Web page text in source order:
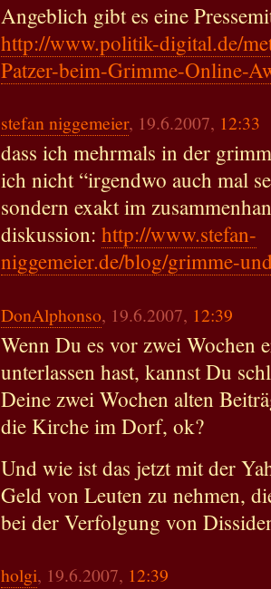
Angeblich gibt es eine
http://www.politik-digital.de/
Patzer-beim-Grimme-Online-
stefan niggemeier, 19.6.2007, 12:33
dass ich mehrmals in der
ich nicht “irgendwo auch mal
sondern exakt im
diskussion: http://www.stefan-
niggemeier.de/blog/grimme-
DonAlphonso, 19.6.2007, 12:39
Wenn Du es vor zwei Wochen
unterlassen hast, kannst Du
Deine zwei Wochen alten
die Kirche im Dorf, ok?
Und wie ist das jetzt mit der
Geld von Leuten zu nehmen,
bei der Verfolgung von
holgi, 19.6.2007, 12:39